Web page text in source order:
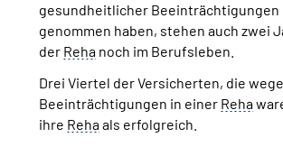
gesundheitlicher Beeinträchtigungen
genommen haben, stehen auch zwei
der Reha noch im Berufsleben.
Drei Viertel der Versicherten, die
Beeinträchtigungen in einer Reha
ihre Rehaals erfolgreich.